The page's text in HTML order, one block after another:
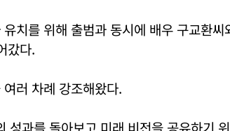
치를 위해 출범과 동시에 배우 구교환씨
갔다.
러 차례 강조해왔다.
과를 돌아보고 미래 비전을 공유하기